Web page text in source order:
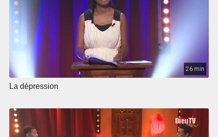
26 min
La dépression